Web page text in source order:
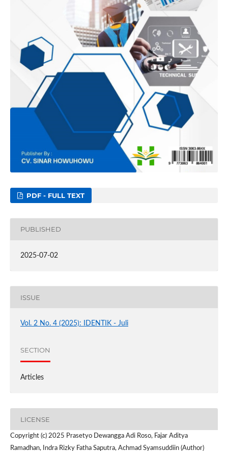
PDF - FULL TEXT
PUBLISHED
2025-07-02
ISSUE
Vol. 2 No. 4 (2025): IDENTIK - Juli
SECTION
Articles
LICENSE
Copyright (c) 2025 Prasetyo Dewangga Adi Roso, Fajar Aditya
Ramadhan, Indra Rizky Fatha Saputra, Achmad Syamsuddiin (Author)